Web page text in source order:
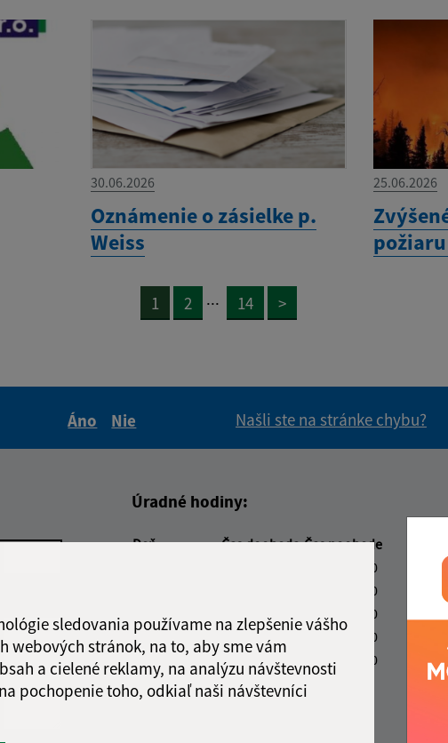
sledovania používame na zlepšenie vášho
webových stránok, na to, aby sme vám
a cielené reklamy, na analýzu návštevnosti
pochopenie toho, odkiaľ naši návštevníci
30.06.2026
Oznámenie o zásielke p.
Weiss
25.06.2026
1 2 ... 14 >
Áno
Nie
Našli ste na stránke chybu?
Úradné hodiny:
Deň Čas doobedaČas poobede
13.00 - 15.30
13.00 - 15.30
13.00 - 15.30
Štvrtok:
7.30 - 12.00
13.00 - 15.30
Piatok:
7.30 - 12.00 13.00 - 15.30